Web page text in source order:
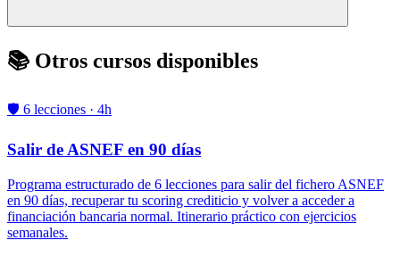
📚 Otros cursos disponibles
🛡️ 6 lecciones · 4h
Salir de ASNEF en 90 días
Programa estructurado de 6 lecciones para salir del fichero ASNEF
en 90 días, recuperar tu scoring crediticio y volver a acceder a
financiación bancaria normal. Itinerario práctico con ejercicios
semanales.